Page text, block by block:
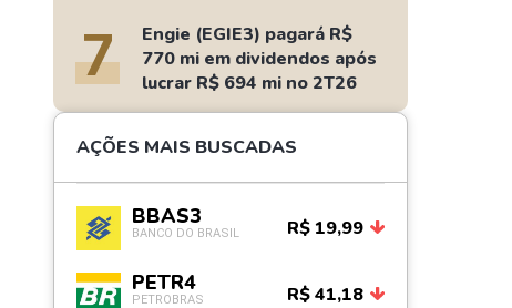
7
Engie (EGIE3) pagará R$
770 mi em dividendos após
lucrar R$ 694 mi no 2T26
AÇÕES MAIS BUSCADAS
BBAS3
BANCO DO BRASIL R$ 19,99
PETR4
PETROBRAS R$ 41,18